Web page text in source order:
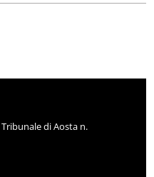
di Aosta n.